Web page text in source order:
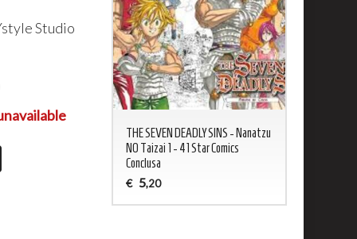
Studio
THE SEVEN DEADLY SINS - Nanatzu
NO Taizai 1 - 41 Star Comics
Conclusa
€ 5,20